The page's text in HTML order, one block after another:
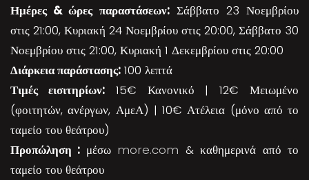
Ημέρες & ώρες παραστάσεων:Σάββατο 23 Νοεμβρίου
στις 21:00, Κυριακή 24 Νοεμβρίου στις 20:00, Σάββατο 30
Νοεμβρίου στις 21:00, Κυριακή 1 Δεκεμβρίου στις 20:00
Διάρκεια παράστασης: 100 λεπτά
Τιμές εισιτηρίων:15€ Κανονικό | 12€ Μειωμένο
(φοιτητών, ανέργων, ΑμεΑ) | 10€ Ατέλεια (μόνο από το
ταμείο του θεάτρου)
Προπώληση : μέσω more.com & καθημερινά από το
ταμείο του θεάτρου